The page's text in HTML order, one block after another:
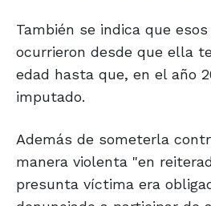
También se indica que
ocurrieron desde que ella
edad hasta que, en el año
imputado.
Además de someterla
manera violenta "en
presunta víctima era